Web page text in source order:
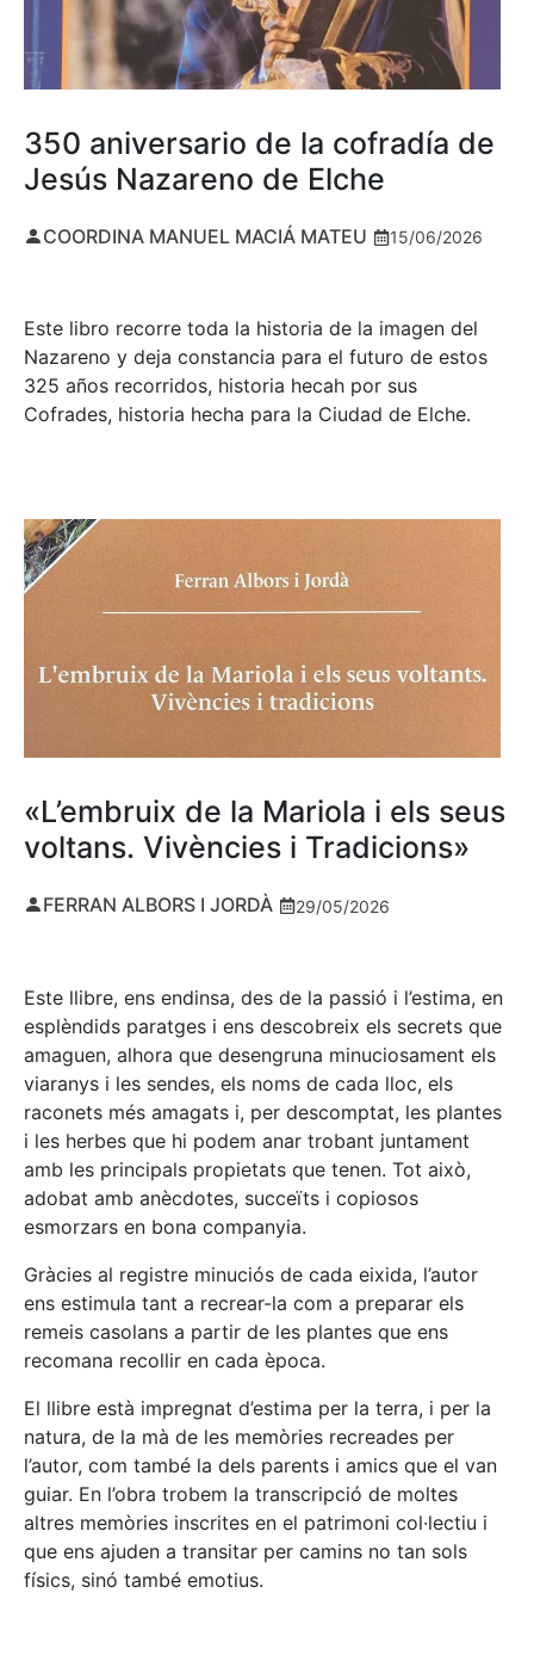
350 aniversario de la cofradía de
Jesús Nazareno de Elche
COORDINA MANUEL MACIÁ MATEU 15/06/2026
Este libro recorre toda la historia de la imagen del
Nazareno y deja constancia para el futuro de estos
325 años recorridos, historia hecah por sus
Cofrades, historia hecha para la Ciudad de Elche.
«L’embruix de la Mariola i els seus
voltans. Vivències i Tradicions»
FERRAN ALBORS I JORDÀ 29/05/2026
Este llibre, ens endinsa, des de la passió i l’estima, en
esplèndids paratges i ens descobreix els secrets que
amaguen, alhora que desengruna minuciosament els
viaranys i les sendes, els noms de cada lloc, els
raconets més amagats i, per descomptat, les plantes
i les herbes que hi podem anar trobant juntament
amb les principals propietats que tenen. Tot això,
adobat amb anècdotes, succeïts i copiosos
esmorzars en bona companyia.
Gràcies al registre minuciós de cada eixida, l’autor
ens estimula tant a recrear-la com a preparar els
remeis casolans a partir de les plantes que ens
recomana recollir en cada època.
El llibre està impregnat d’estima per la terra, i per la
natura, de la mà de les memòries recreades per
l’autor, com també la dels parents i amics que el van
guiar. En l’obra trobem la transcripció de moltes
altres memòries inscrites en el patrimoni col·lectiu i
que ens ajuden a transitar per camins no tan sols
físics, sinó també emotius.